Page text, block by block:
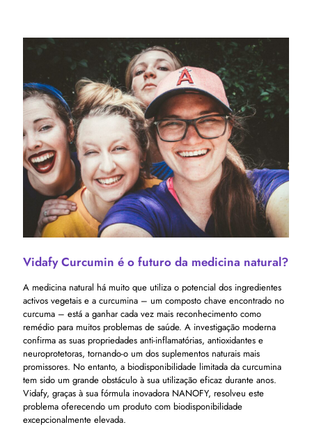
Vidafy Curcumin é o futuro da medicina natural?
A medicina natural há muito que utiliza o potencial dos ingredientes
activos vegetais e a curcumina – um composto chave encontrado no
curcuma – está a ganhar cada vez mais reconhecimento como
remédio para muitos problemas de saúde. A investigação moderna
confirma as suas propriedades anti-inflamatórias, antioxidantes e
neuroprotetoras, tornando-o um dos suplementos naturais mais
promissores. No entanto, a biodisponibilidade limitada da curcumina
tem sido um grande obstáculo à sua utilização eficaz durante anos.
Vidafy, graças à sua fórmula inovadora NANOFY, resolveu este
problema oferecendo um produto com biodisponibilidade
excepcionalmente elevada.